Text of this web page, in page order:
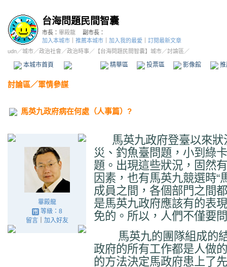
台海問題民間智囊
市長： 畢殿龍
副市長：
加入本城市
推薦本城市 加入我的最愛
訂閱最新文章
udn／城市／政治社會 ／政治時事／ 【台海問題民間智囊】城市／討論區／
本城市首頁 精華區 投票區 影像館
討論區／軍情參謀
馬英九政府病在何處（人事篇）?
畢殿龍
等級：8
留言｜ 加入好友
馬英九政府登臺以來
災、釣魚臺問題，小到綠
題。出現這些狀況，固然
因素，也有馬英九競選時“
成員之間，各個部門之間
是馬英九政府應該有的表
免的。所以，人們不僅要
馬英九的團隊組成的結
政府的所有工作都是人做
的方法決定馬政府患上了